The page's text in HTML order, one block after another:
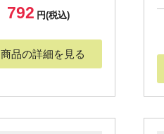
792 円(税込)
商品の詳細を見る